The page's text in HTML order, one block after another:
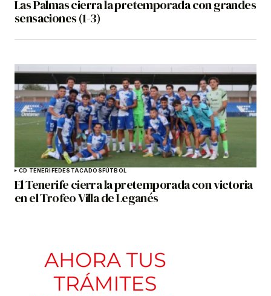
Las Palmas cierra la pretemporada con grandes
sensaciones (1-3)
CD TENERIFEDESTACADOSFÚTBOL
El Tenerife cierra la pretemporada con victoria
en el Trofeo Villa de Leganés